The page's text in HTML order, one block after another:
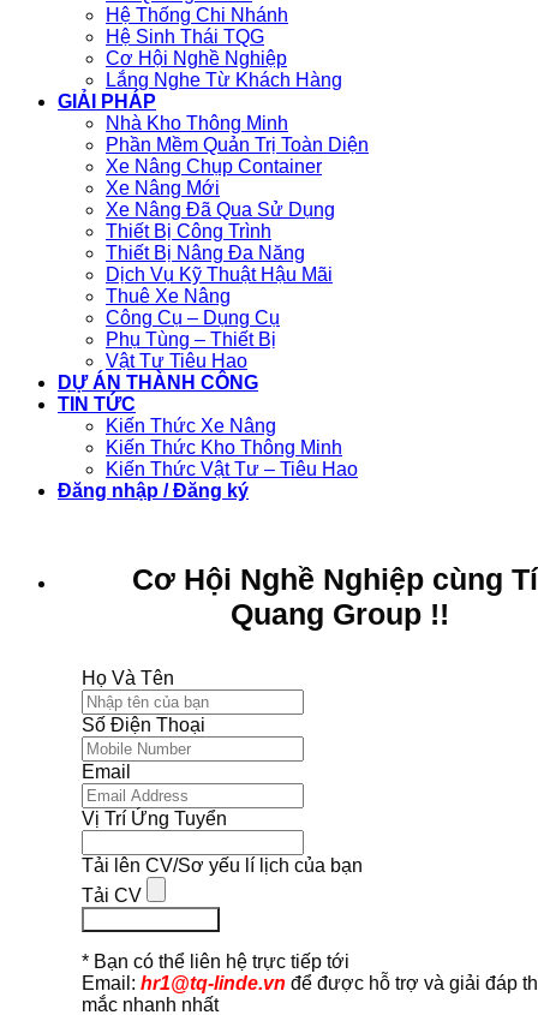
Hệ Thống Chi Nhánh
Hệ Sinh Thái TQG
Cơ Hội Nghề Nghiệp
Lắng Nghe Từ Khách Hàng
GIẢI PHÁP
Nhà Kho Thông Minh
Phần Mềm Quản Trị Toàn Diện
Xe Nâng Chụp Container
Xe Nâng Mới
Xe Nâng Đã Qua Sử Dụng
Thiết Bị Công Trình
Thiết Bị Nâng Đa Năng
Dịch Vụ Kỹ Thuật Hậu Mãi
Thuê Xe Nâng
Công Cụ – Dụng Cụ
Phụ Tùng – Thiết Bị
Vật Tư Tiêu Hao
DỰ ÁN THÀNH CÔNG
TIN TỨC
Kiến Thức Xe Nâng
Kiến Thức Kho Thông Minh
Kiến Thức Vật Tư – Tiêu Hao
Đăng nhập / Đăng ký
Cơ Hội Nghề Nghiệp cùng
Quang Group !!
Họ Và Tên
Số Điện Thoại
Email
Vị Trí Ứng Tuyển
Tải lên CV/Sơ yếu lí lịch của bạn
Tải CV
* Bạn có thể liên hệ trực tiếp tới
Email: hr1@tq-linde.vn để được hỗ trợ và giải đáp
mắc nhanh nhất